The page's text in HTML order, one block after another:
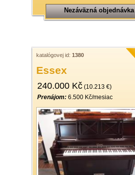
Nezáväzná objednávka
katalógovej id: 1380
Essex
240.000 Kč (10.213 €)
Prenájom: 6.500 Kč/mesiac